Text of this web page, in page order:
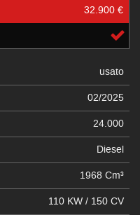
32.900 €
usato
02/2025
24.000
Diesel
1968 Cm³
110 KW / 150 CV